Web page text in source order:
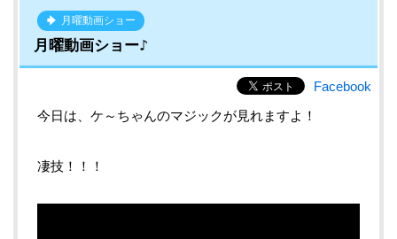
月曜動画ショー
月曜動画ショー♪
Facebook
今日は、ケ～ちゃんのマジックが見れますよ！
凄技！！！